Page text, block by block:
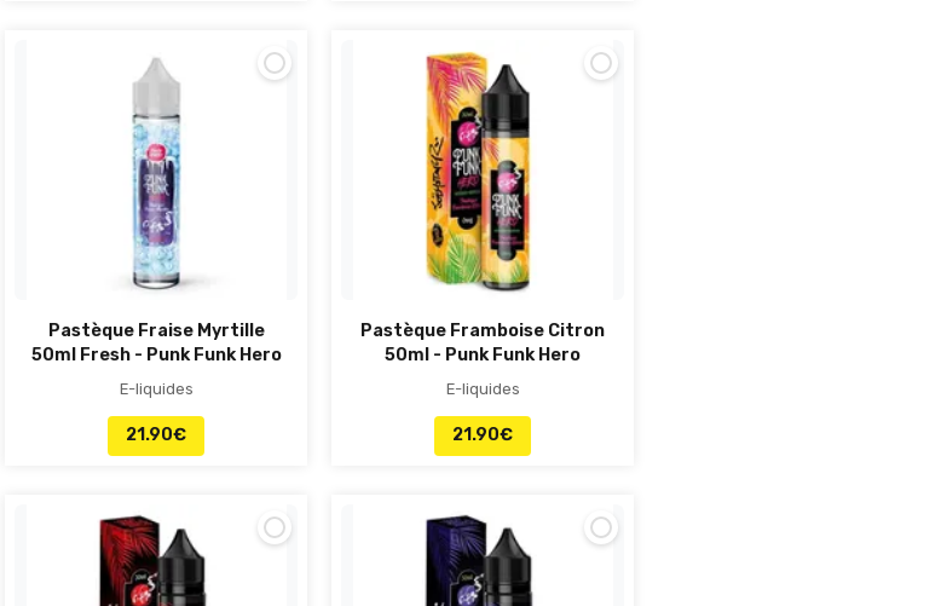
Pastèque Fraise Myrtille
50ml Fresh - Punk Funk Hero
E-liquides
21.90€
Pastèque Framboise Citron
50ml - Punk Funk Hero
E-liquides
21.90€